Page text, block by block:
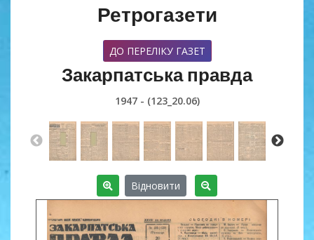
Ретрогазети
ДО ПЕРЕЛІКУ ГАЗЕТ
Закарпатська правда
1947 - (123_20.06)
Відновити